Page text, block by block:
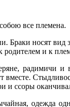
все племена.
Браки носят
и к
радимичи
вместе.
и ссоры
одежда